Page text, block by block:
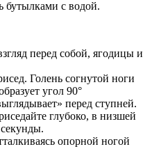
бутылками с водой.
перед собой, ягодицы и
Голень согнутой ноги
угол 90°
перед ступней.
глубоко, в низшей
опорной ногой